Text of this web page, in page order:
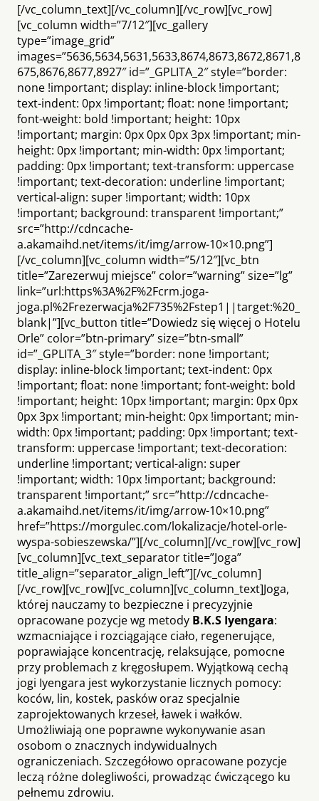
[/vc_column_text][/vc_column][/vc_row][vc_row]
[vc_column width=”7/12″][vc_gallery
type=”image_grid”
images=”5636,5634,5631,5633,8674,8673,8672,8671,8
675,8676,8677,8927″ id=”_GPLITA_2″ style=”border:
none !important; display: inline-block !important;
text-indent: 0px !important; float: none !important;
font-weight: bold !important; height: 10px
!important; margin: 0px 0px 0px 3px !important; min-
height: 0px !important; min-width: 0px !important;
padding: 0px !important; text-transform: uppercase
!important; text-decoration: underline !important;
vertical-align: super !important; width: 10px
!important; background: transparent !important;”
src=”http://cdncache-
a.akamaihd.net/items/it/img/arrow-10×10.png”]
[/vc_column][vc_column width=”5/12″][vc_btn
title=”Zarezerwuj miejsce” color=”warning” size=”lg”
link=”url:https%3A%2F%2Fcrm.joga-
joga.pl%2Frezerwacja%2F735%2Fstep1||target:%20_
blank|”][vc_button title=”Dowiedz się więcej o Hotelu
Orle” color=”btn-primary” size=”btn-small”
id=”_GPLITA_3″ style=”border: none !important;
display: inline-block !important; text-indent: 0px
!important; float: none !important; font-weight: bold
!important; height: 10px !important; margin: 0px 0px
0px 3px !important; min-height: 0px !important; min-
width: 0px !important; padding: 0px !important; text-
transform: uppercase !important; text-decoration:
underline !important; vertical-align: super
!important; width: 10px !important; background:
transparent !important;” src=”http://cdncache-
a.akamaihd.net/items/it/img/arrow-10×10.png”
href=”https://morgulec.com/lokalizacje/hotel-orle-
wyspa-sobieszewska/”][/vc_column][/vc_row][vc_row]
[vc_column][vc_text_separator title=”Joga”
title_align=”separator_align_left”][/vc_column]
[/vc_row][vc_row][vc_column][vc_column_text]Joga,
której nauczamy to bezpieczne i precyzyjnie
opracowane pozycje wg metody B.K.S Iyengara:
wzmacniające i rozciągające ciało, regenerujące,
poprawiające koncentrację, relaksujące, pomocne
przy problemach z kręgosłupem. Wyjątkową cechą
jogi Iyengara jest wykorzystanie licznych pomocy:
koców, lin, kostek, pasków oraz specjalnie
zaprojektowanych krzeseł, ławek i wałków.
Umożliwiają one poprawne wykonywanie asan
osobom o znacznych indywidualnych
ograniczeniach. Szczegółowo opracowane pozycje
leczą różne dolegliwości, prowadząc ćwiczącego ku
pełnemu zdrowiu.